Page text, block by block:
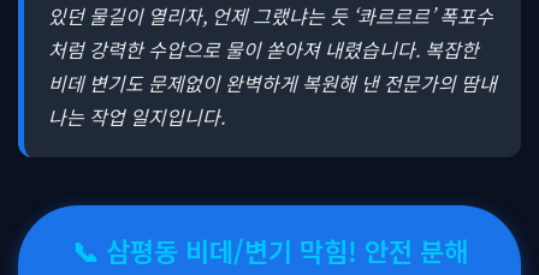
있던 물길이 열리자, 언제 그랬냐는 듯 ‘콰르르르’ 폭포수
처럼 강력한 수압으로 물이 쏟아져 내렸습니다. 복잡한
비데 변기도 문제없이 완벽하게 복원해 낸 전문가의 땀내
나는 작업 일지입니다.
📞 삼평동 비데/변기 막힘! 안전 분해